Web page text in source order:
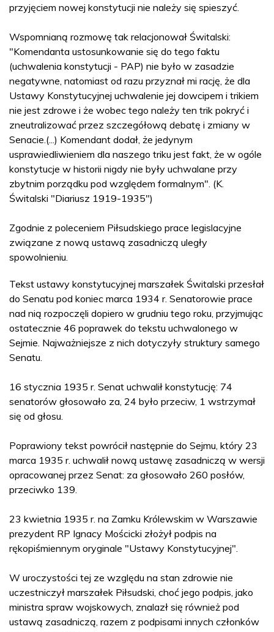
przyjęciem nowej konstytucji nie należy się spieszyć.
Wspomnianą rozmowę tak relacjonował Świtalski:
"Komendanta ustosunkowanie się do tego faktu
(uchwalenia konstytucji - PAP) nie było w zasadzie
negatywne, natomiast od razu przyznał mi rację, że dla
Ustawy Konstytucyjnej uchwalenie jej dowcipem i trikiem
nie jest zdrowe i że wobec tego należy ten trik pokryć i
zneutralizować przez szczegółową debatę i zmiany w
Senacie.(...) Komendant dodał, że jedynym
usprawiedliwieniem dla naszego triku jest fakt, że w ogóle
konstytucje w historii nigdy nie były uchwalane przy
zbytnim porządku pod względem formalnym". (K.
Świtalski "Diariusz 1919-1935")
Zgodnie z poleceniem Piłsudskiego prace legislacyjne
związane z nową ustawą zasadniczą uległy
spowolnieniu.
Tekst ustawy konstytucyjnej marszałek Świtalski przesłał
do Senatu pod koniec marca 1934 r. Senatorowie prace
nad nią rozpoczęli dopiero w grudniu tego roku, przyjmując
ostatecznie 46 poprawek do tekstu uchwalonego w
Sejmie. Najważniejsze z nich dotyczyły struktury samego
Senatu.
16 stycznia 1935 r. Senat uchwalił konstytucję: 74
senatorów głosowało za, 24 było przeciw, 1 wstrzymał
się od głosu.
Poprawiony tekst powrócił następnie do Sejmu, który 23
marca 1935 r. uchwalił nową ustawę zasadniczą w wersji
opracowanej przez Senat: za głosowało 260 posłów,
przeciwko 139.
23 kwietnia 1935 r. na Zamku Królewskim w Warszawie
prezydent RP Ignacy Mościcki złożył podpis na
rękopiśmiennym oryginale "Ustawy Konstytucyjnej".
W uroczystości tej ze względu na stan zdrowie nie
uczestniczył marszałek Piłsudski, choć jego podpis, jako
ministra spraw wojskowych, znalazł się również pod
ustawą zasadniczą, razem z podpisami innych członków